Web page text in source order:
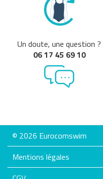
Un doute, une question ?
06 17 45 69 10
© 2026 Eurocomswim
Mentions légales